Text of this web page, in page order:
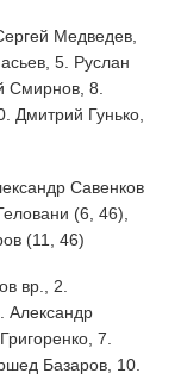
Медведев,
5. Руслан
Смирнов, 8.
Дмитрий Гунько,
Савенков
(6, 46),
(11, 46)
вр., 2.
Александр
7.
Базаров, 10.